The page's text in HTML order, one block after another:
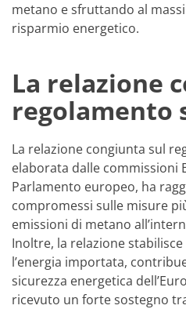
metano e sfruttando al
risparmio energetico.
La relazione
regolamento
La relazione congiunta sul
elaborata dalle commissioni
Parlamento europeo, ha
compromessi sulle misure
emissioni di metano
Inoltre, la relazione
l’energia importata,
sicurezza energetica
ricevuto un forte sostegno